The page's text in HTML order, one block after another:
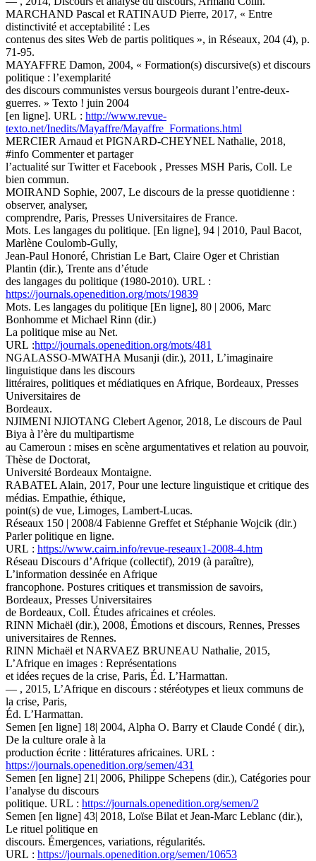
MARCHAND Pascal et RATINAUD Pierre, 2017, « Entre
distinctivité et acceptabilité : Les
contenus des sites Web de partis politiques », in Réseaux, 204 (4), p.
71-95.
MAYAFFRE Damon, 2004, « Formation(s) discursive(s) et discours
politique : l’exemplarité
des discours communistes versus bourgeois durant l’entre-deux-
guerres. » Texto ! juin 2004
[en ligne]. URL : http://www.revue-
texto.net/Inedits/Mayaffre/Mayaffre_Formations.html
MERCIER Arnaud et PIGNARD-CHEYNEL Nathalie, 2018,
#info Commenter et partager
l’actualité sur Twitter et Facebook , Presses MSH Paris, Coll. Le
bien commun.
MOIRAND Sophie, 2007, Le discours de la presse quotidienne :
observer, analyser,
comprendre, Paris, Presses Universitaires de France.
Mots. Les langages du politique. [En ligne], 94 | 2010, Paul Bacot,
Marlène Coulomb-Gully,
Jean-Paul Honoré, Christian Le Bart, Claire Oger et Christian
Plantin (dir.), Trente ans d’étude
des langages du politique (1980-2010). URL :
https://journals.openedition.org/mots/19839
Mots. Les langages du politique [En ligne], 80 | 2006, Marc
Bonhomme et Michael Rinn (dir.)
La politique mise au Net.
URL :http://journals.openedition.org/mots/481
NGALASSO-MWATHA Musanji (dir.), 2011, L’imaginaire
linguistique dans les discours
littéraires, politiques et médiatiques en Afrique, Bordeaux, Presses
Universitaires de
Bordeaux.
NJIMENI NJIOTANG Clebert Agenor, 2018, Le discours de Paul
Biya à l’ère du multipartisme
au Cameroun : mises en scène argumentatives et relation au pouvoir,
Thèse de Doctorat,
Université Bordeaux Montaigne.
RABATEL Alain, 2017, Pour une lecture linguistique et critique des
médias. Empathie, éthique,
point(s) de vue, Limoges, Lambert-Lucas.
Réseaux 150 | 2008/4 Fabienne Greffet et Stéphanie Wojcik (dir.)
Parler politique en ligne.
URL : https://www.cairn.info/revue-reseaux1-2008-4.htm
Réseau Discours d’Afrique (collectif), 2019 (à paraître),
L’information dessinée en Afrique
francophone. Postures critiques et transmission de savoirs,
Bordeaux, Presses Universitaires
de Bordeaux, Coll. Études africaines et créoles.
RINN Michaël (dir.), 2008, Émotions et discours, Rennes, Presses
universitaires de Rennes.
RINN Michaël et NARVAEZ BRUNEAU Nathalie, 2015,
L’Afrique en images : Représentations
et idées reçues de la crise, Paris, Éd. L’Harmattan.
— , 2015, L’Afrique en discours : stéréotypes et lieux communs de
la crise, Paris,
Éd. L’Harmattan.
Semen [en ligne] 18| 2004, Alpha O. Barry et Claude Condé ( dir.),
De la culture orale à la
production écrite : littératures africaines. URL :
https://journals.openedition.org/semen/431
Semen [en ligne] 21| 2006, Philippe Schepens (dir.), Catégories pour
l’analyse du discours
politique. URL : https://journals.openedition.org/semen/2
Semen [en ligne] 43| 2018, Loïse Bilat et Jean-Marc Leblanc (dir.),
Le rituel politique en
discours. Émergences, variations, régularités.
URL : https://journals.openedition.org/semen/10653